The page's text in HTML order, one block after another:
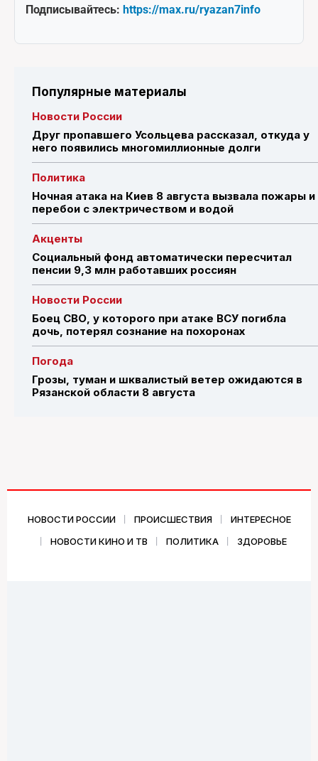
Подписывайтесь: https://max.ru/ryazan7info
Популярные материалы
Новости России
Друг пропавшего Усольцева рассказал, откуда у
него появились многомиллионные долги
Политика
Ночная атака на Киев 8 августа вызвала пожары и
перебои с электричеством и водой
Акценты
Социальный фонд автоматически пересчитал
пенсии 9,3 млн работавших россиян
Новости России
Боец СВО, у которого при атаке ВСУ погибла
дочь, потерял сознание на похоронах
Погода
Грозы, туман и шквалистый ветер ожидаются в
Рязанской области 8 августа
НОВОСТИ РОССИИ ПРОИСШЕСТВИЯ
ИНТЕРЕСНОЕ
НОВОСТИ КИНО И ТВ
ПОЛИТИКА ЗДОРОВЬЕ